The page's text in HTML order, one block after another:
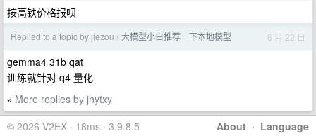
按高铁价格报呗
Replied to a topic by jiezou › 大模型小白推荐一下本地模型 6 月 22 日
gemma4 31b qat
训练就针对 q4 量化
» More replies by jhytxy
About · Language
© 2026 V2EX · 18ms · 3.9.8.5